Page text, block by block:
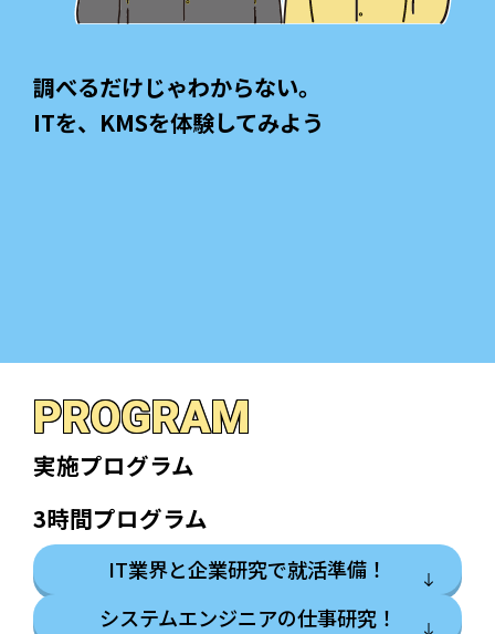
調べるだけじゃわからない。
ITを、KMSを体験してみよう
PROGRAM
実施プログラム
3時間プログラム
IT業界と企業研究で就活準備！
システムエンジニアの仕事研究！